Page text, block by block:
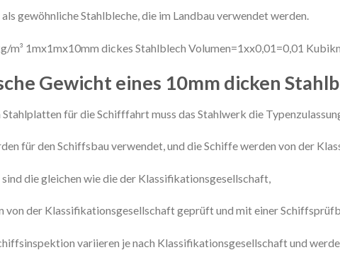
gewöhnliche Stahlbleche, die im Landbau verwendet werden.
m³ 1mx1mx10mm dickes Stahlblech Volumen=1xx0,01=0,01
Gewicht eines 10mm dicken
für die Schifffahrt muss das Stahlwerk die
für den Schiffsbau verwendet, und die Schiffe werden von der
die gleichen wie die der Klassifikationsgesellschaft,
von der Klassifikationsgesellschaft geprüft und mit einer
variieren je nach Klassifikationsgesellschaft und